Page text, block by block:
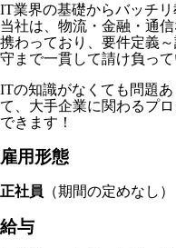
IT業界の基礎からバッチリ
当社は、物流・金融・通
携わっており、要件定義
守まで一貫して請け負っ
ITの知識がなくても問題
て、大手企業に関わるプ
できます！
雇用形態
正社員 （期間の定めなし）
給与